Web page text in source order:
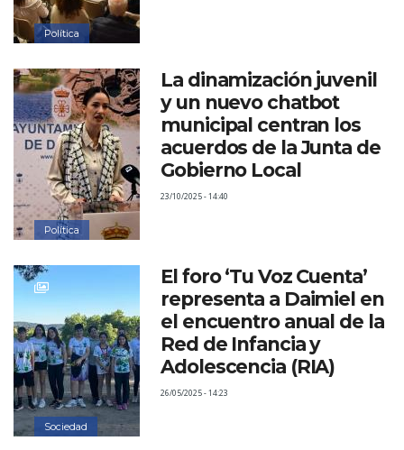
Política
Política
La dinamización juvenil
y un nuevo chatbot
municipal centran los
acuerdos de la Junta de
Gobierno Local
23/10/2025 - 14:40
Sociedad
El foro ‘Tu Voz Cuenta’
representa a Daimiel en
el encuentro anual de la
Red de Infancia y
Adolescencia (RIA)
26/05/2025 - 14:23